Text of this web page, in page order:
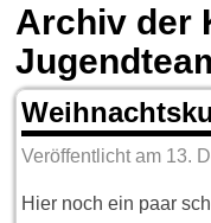
Archiv der
Veröffentlicht am 13.
Hier noch ein paar